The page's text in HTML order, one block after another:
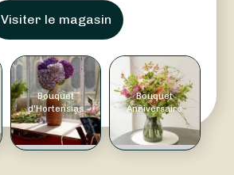
Visiter le magasin
Bouquet
d'Hortensias
Bouquet
Anniversaire